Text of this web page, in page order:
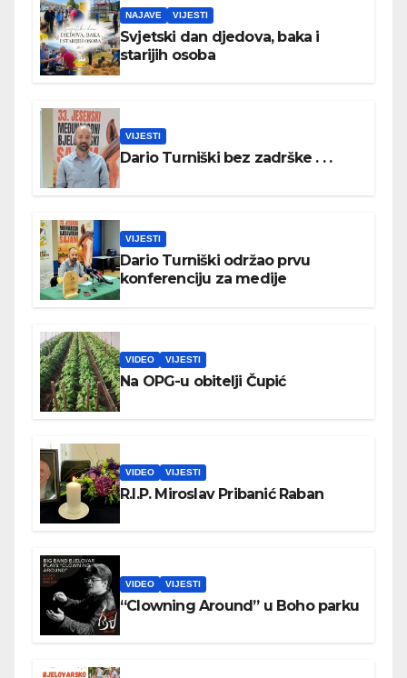
NAJAVE VIJESTI
Svjetski dan djedova, baka i
starijih osoba
VIJESTI
Dario Turniški bez zadrške . . .
VIJESTI
Dario Turniški održao prvu
konferenciju za medije
VIDEO VIJESTI
Na OPG-u obitelji Čupić
VIDEO VIJESTI
R.I.P. Miroslav Pribanić Raban
VIDEO VIJESTI
“Clowning Around” u Boho parku